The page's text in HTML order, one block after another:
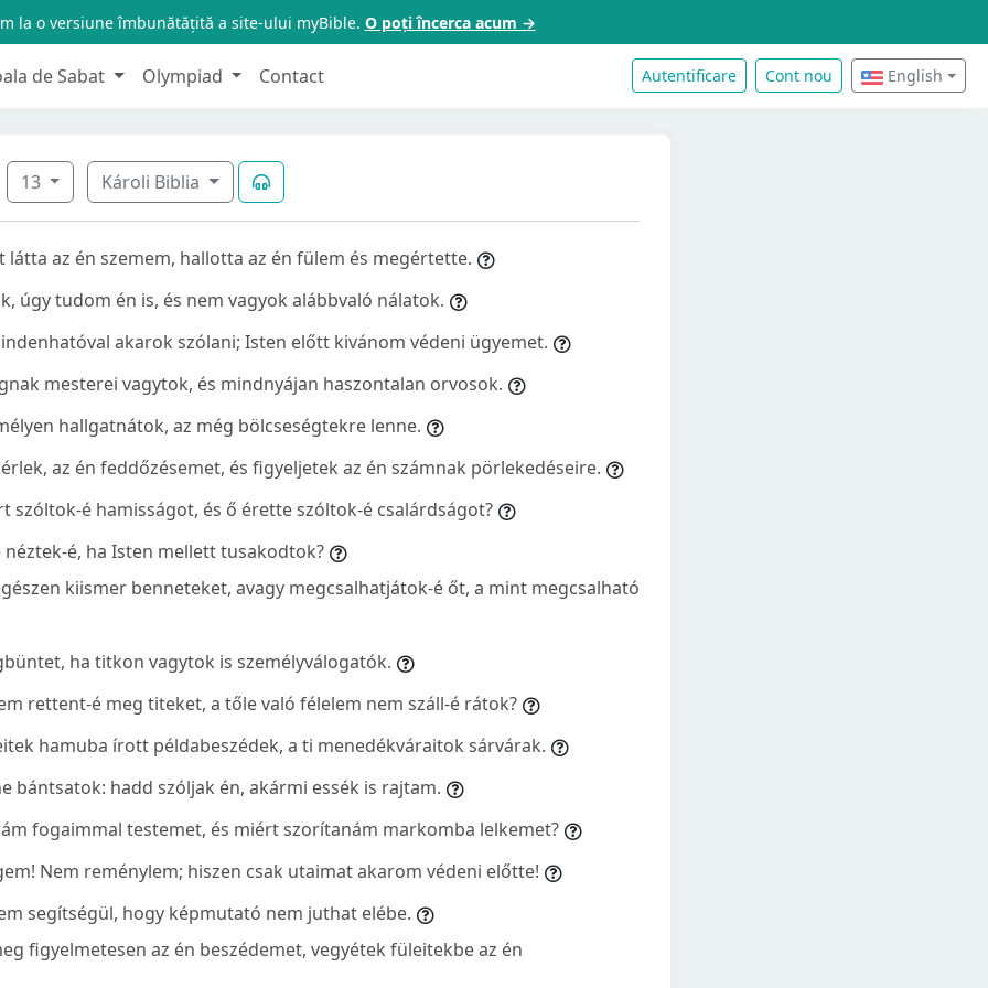
la o versiune îmbunătățită a site-ului myBible. O poți încerca acum →
de Sabat Olympiad Contact Autentificare Cont nou English
13 Károli Biblia
látta az én szemem, hallotta az én fülem és megértette.
úgy tudom én is, és nem vagyok alábbvaló nálatok.
akarok szólani; Isten előtt kivánom védeni ügyemet.
mesterei vagytok, és mindnyájan haszontalan orvosok.
hallgatnátok, az még bölcseségtekre lenne.
az én feddőzésemet, és figyeljetek az én számnak pörlekedéseire.
szóltok-é hamisságot, és ő érette szóltok-é csalárdságot?
néztek-é, ha Isten mellett tusakodtok?
kiismer benneteket, avagy megcsalhatjátok-é őt, a mint megcsalható
ha titkon vagytok is személyválogatók.
rettent-é meg titeket, a tőle való félelem nem száll-é rátok?
hamuba írott példabeszédek, a ti menedékváraitok sárvárak.
bántsatok: hadd szóljak én, akármi essék is rajtam.
fogaimmal testemet, és miért szorítanám markomba lelkemet?
Nem reménylem; hiszen csak utaimat akarom védeni előtte!
segítségül, hogy képmutató nem juthat elébe.
figyelmetesen az én beszédemet, vegyétek füleitekbe az én